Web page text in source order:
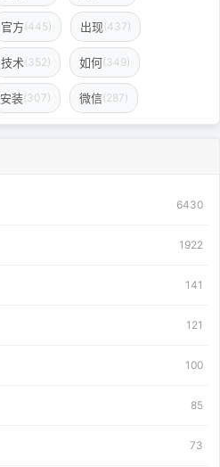
官方(445) 出现(437)
技术(352) 如何(349)
安装(307) 微信(287)
6430
1922
141
121
100
85
73